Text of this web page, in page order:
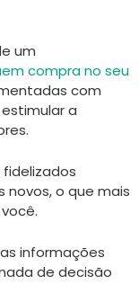
um
compra no seu
com
a
o que mais
informações
de decisão